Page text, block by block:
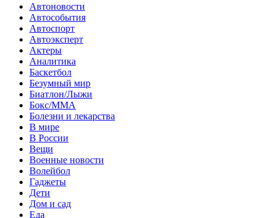
Автоновости
Автособытия
Автоспорт
Автоэксперт
Актеры
Аналитика
Баскетбол
Безумный мир
Биатлон/Лыжи
Бокс/MMA
Болезни и лекарства
В мире
В России
Вещи
Военные новости
Волейбол
Гаджеты
Дети
Дом и сад
Еда